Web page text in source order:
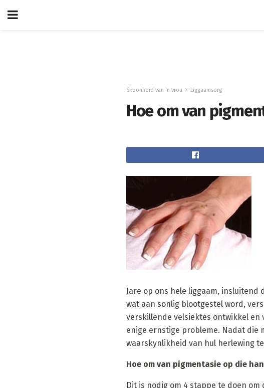
Skoonheid van 'n vrou Liggaamsorg
Hoe om van
Jare op ons hele liggaam,
wat aan sonlig blootgestel word,
verskillende velsiektes ontwikkel
enige ernstige probleme. Nadat die
waarskynlikheid van hul herlewing
Hoe om van pigmentasie op die
Dit is nodig om 4 stappe te doen om